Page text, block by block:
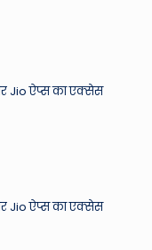
Jio ऐप्स का एक्सेस
Jio ऐप्स का एक्सेस